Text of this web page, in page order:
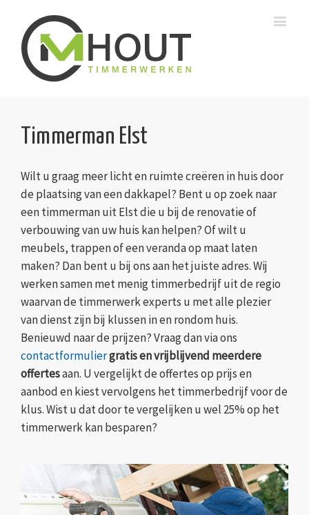
Timmerman Elst
Wilt u graag meer licht en ruimte creëren in huis door
de plaatsing van een dakkapel? Bent u op zoek naar
een timmerman uit Elst die u bij de renovatie of
verbouwing van uw huis kan helpen? Of wilt u
meubels, trappen of een veranda op maat laten
maken? Dan bent u bij ons aan het juiste adres. Wij
werken samen met menig timmerbedrijf uit de regio
waarvan de timmerwerk experts u met alle plezier
van dienst zijn bij klussen in en rondom huis.
Benieuwd naar de prijzen? Vraag dan via ons
contactformuliergratis en vrijblijvend meerdere
offertesaan. U vergelijkt de offertes op prijs en
aanbod en kiest vervolgens het timmerbedrijf voor de
klus. Wist u dat door te vergelijken u wel 25% op het
timmerwerk kan besparen?